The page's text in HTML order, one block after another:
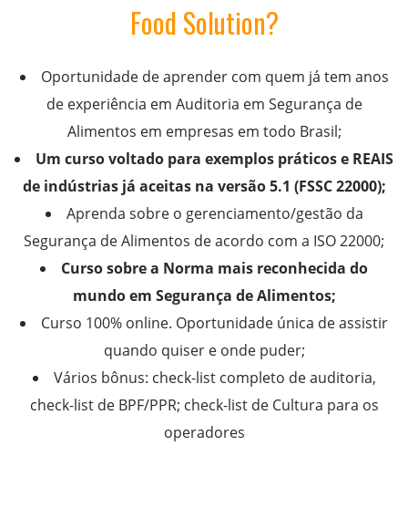
Food Solution?
Oportunidade de aprender com quem já tem anos
de experiência em Auditoria em Segurança de
Alimentos em empresas em todo Brasil;
Um curso voltado para exemplos práticos e REAIS
de indústrias já aceitas na versão 5.1 (FSSC 22000);
Aprenda sobre o gerenciamento/gestão da
Segurança de Alimentos de acordo com a ISO 22000;
Curso sobre a Norma mais reconhecida do
mundo em Segurança de Alimentos;
Curso 100% online. Oportunidade única de assistir
quando quiser e onde puder;
Vários bônus: check-list completo de auditoria,
check-list de BPF/PPR; check-list de Cultura para os
operadores